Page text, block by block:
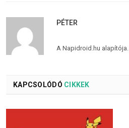
PÉTER
A Napidroid.hu alapítója.
KAPCSOLÓDÓ CIKKEK